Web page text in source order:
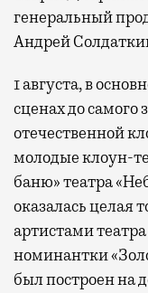
генеральный
Андрей
1 августа, в
сценах до самого
отечественной
молодые клоун-
баню» театра
оказалась целая
артистами
номинантки
был построен на